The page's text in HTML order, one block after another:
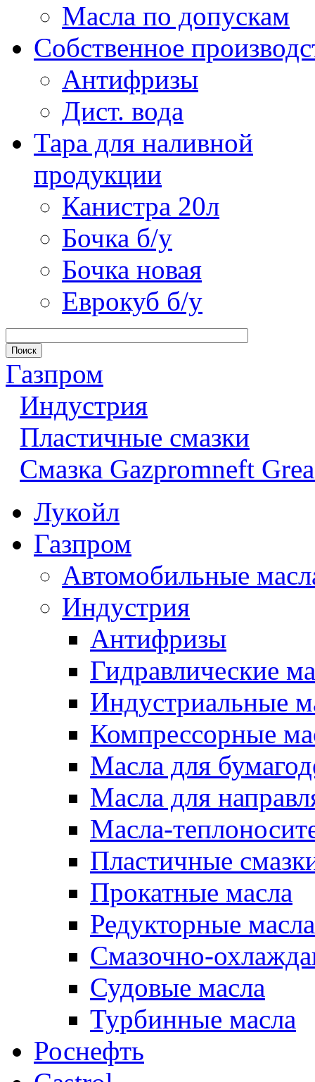
Масла по допускам
Собственное
Антифризы
Дист. вода
Тара для наливной
продукции
Канистра 20л
Бочка б/у
Бочка новая
Еврокуб б/у
Газпром
Индустрия
Пластичные смазки
Смазка Gazpromneft
Лукойл
Газпром
Автомобильные
Индустрия
Антифризы
Гидравлические
Индустриальные
Компрессорные
Масла для
Масла для
Масла-
Пластичные
Прокатные масла
Редукторные масла
Смазочно-
Судовые масла
Турбинные масла
Роснефть